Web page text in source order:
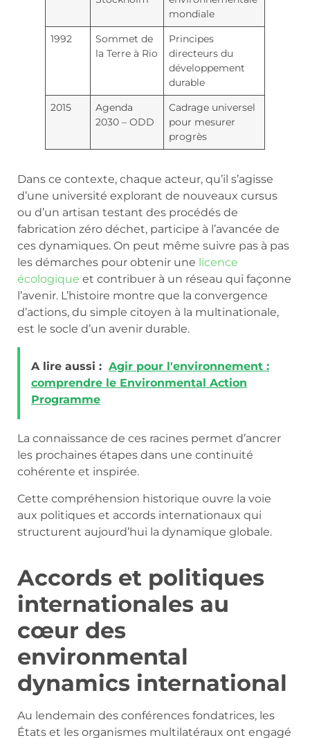
mondiale
1992
Sommet de
la Terre à Rio
Principes
directeurs du
développement
durable
2015
Agenda
2030 – ODD
Cadrage universel
pour mesurer
progrès
Dans ce contexte, chaque acteur, qu’il s’agisse
d’une université explorant de nouveaux cursus
ou d’un artisan testant des procédés de
fabrication zéro déchet, participe à l’avancée de
ces dynamiques. On peut même suivre pas à pas
les démarches pour obtenir une licence
écologique et contribuer à un réseau qui façonne
l’avenir. L’histoire montre que la convergence
d’actions, du simple citoyen à la multinationale,
est le socle d’un avenir durable.
A lire aussi : Agir pour l'environnement :
comprendre le Environmental Action
Programme
La connaissance de ces racines permet d’ancrer
les prochaines étapes dans une continuité
cohérente et inspirée.
Cette compréhension historique ouvre la voie
aux politiques et accords internationaux qui
structurent aujourd’hui la dynamique globale.
Accords et politiques
internationales au
cœur des
environmental
dynamics international
Au lendemain des conférences fondatrices, les
États et les organismes multilatéraux ont engagé